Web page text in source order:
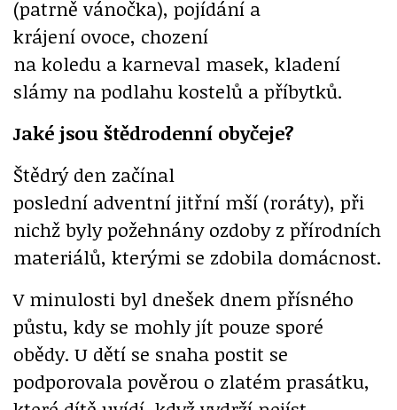
(patrně vánočka), pojídání a
krájení ovoce, chození
na koledu a karneval masek, kladení
slámy na podlahu kostelů a příbytků.
Jaké jsou štědrodenní obyčeje?
Štědrý den začínal
poslední adventní jitřní mší (roráty), při
nichž byly požehnány ozdoby z přírodních
materiálů, kterými se zdobila domácnost.
V minulosti byl dnešek dnem přísného
půstu, kdy se mohly jít pouze sporé
obědy. U dětí se snaha postit se
podporovala pověrou o zlatém prasátku,